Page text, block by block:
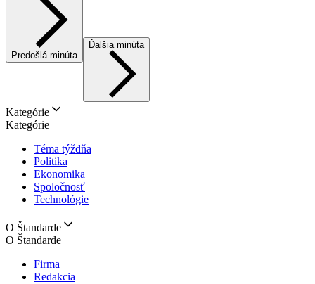
Predošlá minúta
Ďalšia minúta
Kategórie
Kategórie
Téma týždňa
Politika
Ekonomika
Spoločnosť
Technológie
O Štandarde
O Štandarde
Firma
Redakcia